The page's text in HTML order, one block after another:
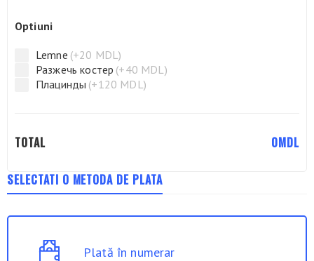
Optiuni
Lemne (+20 MDL)
Разжечь костер (+40 MDL)
Плацинды (+120 MDL)
TOTAL 0MDL
SELECTATI O METODA DE PLATA
Plată în numerar